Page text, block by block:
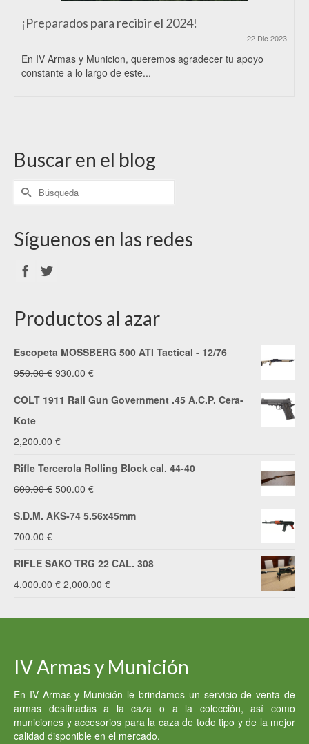
¡Preparados para recibir el 2024!
22 Dic 2023
En IV Armas y Municion, queremos agradecer tu apoyo
constante a lo largo de este...
Buscar en el blog
Síguenos en las redes
Productos al azar
Escopeta MOSSBERG 500 ATI Tactical - 12/76
950.00€ El
precio
930.00 €El
precio
COLT 1911 Rail Gun Government .45 A.C.P. Cera-
Kote
2,200.00 €
Rifle Tercerola Rolling Block cal. 44-40
600.00€ El
precio
600.00 €.
500.00 €El
500.00 €.
S.D.M. AKS-74 5.56x45mm
700.00 €
RIFLE SAKO TRG 22 CAL. 308
4,000.00€ El
4,000.00 €.
2,000.00 €El
2,000.00 €.
IV Armas y Munición
En IV Armas y Munición le brindamos un servicio de venta de
armas destinadas a la caza o a la colección, así como
municiones y accesorios para la caza de todo tipo y de la mejor
calidad disponible en el mercado.